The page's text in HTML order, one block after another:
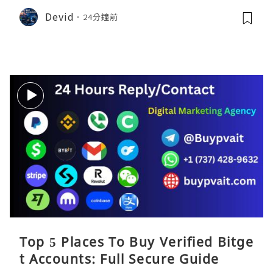
Devid 24分鐘前
Top 5 Places To Buy Verified Bitge
t Accounts: Full Secure Guide